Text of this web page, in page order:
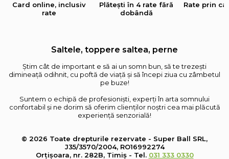
Card online, inclusiv
rate
Plătești în 4 rate fără
dobândă
Rate prin
Saltele, toppere saltea, perne
Știm cât de important e să ai un somn bun, să te trezești
dimineață odihnit, cu poftă de viață și să începi ziua cu zâmbetul
pe buze!
Suntem o echipă de profesioniști, experți în arta somnului
confortabil și ne dorim să oferim clienților noștri cea mai plăcută
experiență senzorială!
© 2026 Toate drepturile rezervate - Super Ball SRL,
J35/3570/2004, RO16992274
Orțișoara, nr. 282B, Timiș - Tel. 031 333 0330